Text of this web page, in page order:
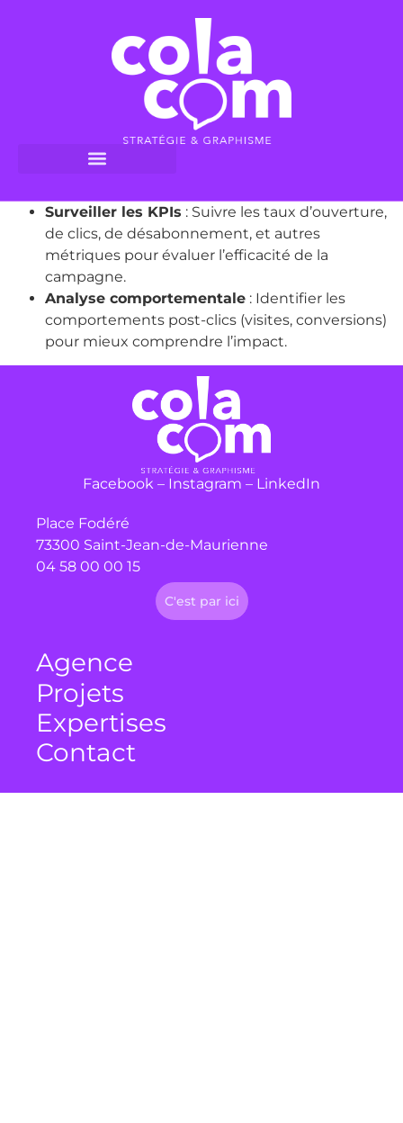
Surveiller les KPIs : Suivre les taux d’ouverture,
de clics, de désabonnement, et autres
métriques pour évaluer l’efficacité de la
campagne.
Analyse comportementale : Identifier les
comportements post-clics (visites, conversions)
pour mieux comprendre l’impact.
C'est par ici
Facebook – Instagram – LinkedIn
Place Fodéré
73300 Saint-Jean-de-Maurienne
04 58 00 00 15
Agence
Projets
Expertises
Contact